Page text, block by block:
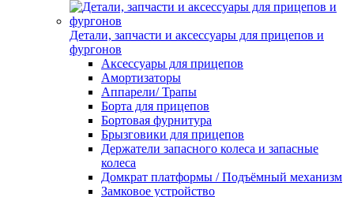
Детали, запчасти и аксессуары для прицепов и
фургонов
Аксессуары для прицепов
Амортизаторы
Аппарели/ Трапы
Борта для прицепов
Бортовая фурнитура
Брызговики для прицепов
Держатели запасного колеса и запасные
колеса
Домкрат платформы / Подъёмный механизм
Замковое устройство